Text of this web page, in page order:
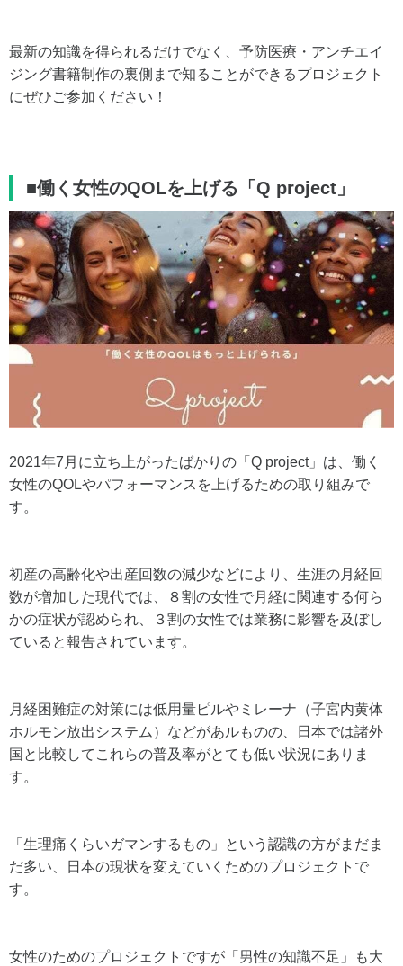
最新の知識を得られるだけでなく、予防医療・アンチエイ
ジング書籍制作の裏側まで知ることができるプロジェクト
にぜひご参加ください！
■働く女性のQOLを上げる「Q project」
2021年7月に立ち上がったばかりの「Q project」は、働く
女性のQOLやパフォーマンスを上げるための取り組みで
す。
初産の高齢化や出産回数の減少などにより、生涯の月経回
数が増加した現代では、８割の女性で月経に関連する何ら
かの症状が認められ、３割の女性では業務に影響を及ぼし
ていると報告されています。
月経困難症の対策には低用量ピルやミレーナ（子宮内黄体
ホルモン放出システム）などがあルものの、日本では諸外
国と比較してこれらの普及率がとても低い状況にありま
す。
「生理痛くらいガマンするもの」という認識の方がまだま
だ多い、日本の現状を変えていくためのプロジェクトで
す。
女性のためのプロジェクトですが「男性の知識不足」も大